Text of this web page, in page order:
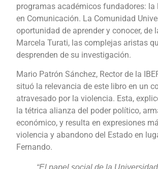
programas académicos fundadores: la
en Comunicación. La Comunidad
oportunidad de aprender y conocer, de
Marcela Turati, las complejas aristas
desprenden de su investigación.
Mario Patrón Sánchez, Rector de la
situó la relevancia de este libro en un
atravesado por la violencia. Esta,
la tétrica alianza del poder político,
económico, y resulta en expresiones
violencia y abandono del Estado en
Fernando.